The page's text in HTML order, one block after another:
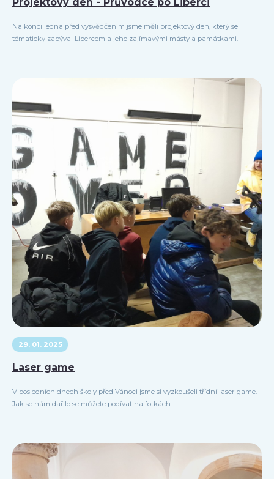
Na konci ledna před vysvědčením jsme měli projektový den, který se
tématicky zabýval Libercem a jeho zajímavými másty a památkami.
29. 01. 2025
Laser game
V posledních dnech školy před Vánoci jsme si vyzkoušeli třídní laser game.
Jak se nám dařilo se můžete podívat na fotkách.